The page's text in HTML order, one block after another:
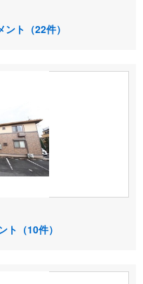
ント（22件）
ト（10件）